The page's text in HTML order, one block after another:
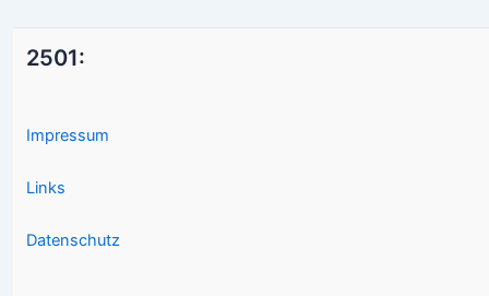
2501:
Impressum
Links
Datenschutz